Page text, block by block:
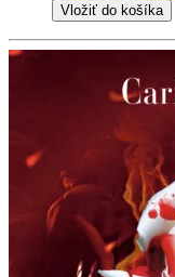
Vložiť do košíka